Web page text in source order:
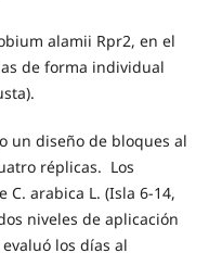
alamii Rpr2, en el
de forma individual
un diseño de bloques al
réplicas. Los
arabica L. (Isla 6-14,
niveles de aplicación
los días al